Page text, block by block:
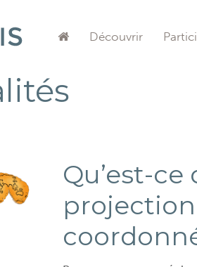
Découvrir
Qu’est-ce